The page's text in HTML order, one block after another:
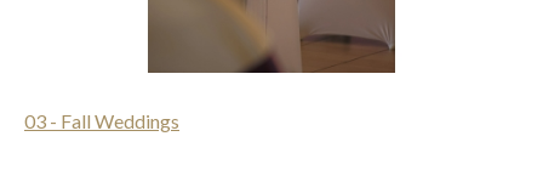
03 - Fall Weddings